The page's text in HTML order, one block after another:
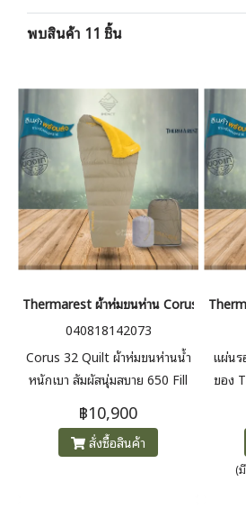
พบสินค้า 11 ชิ้น
Thermarest ผ้าห่มขนห่าน Corus 32
040818142073
Corus 32 Quilt ผ้าห่มขนห่านน้ำ
หนักเบา สัมผัสนุ่มสบาย 650 Fill
รักษาอุณหภูมิให้อุ่นได้ตลอดทั้ง
คืน (0C) น้ำหนัก 560 กรัม
฿10,900
สั่งซื้อสินค้า
แผ่นร
ของ
รอ
(